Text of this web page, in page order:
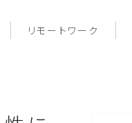
リモートワーク